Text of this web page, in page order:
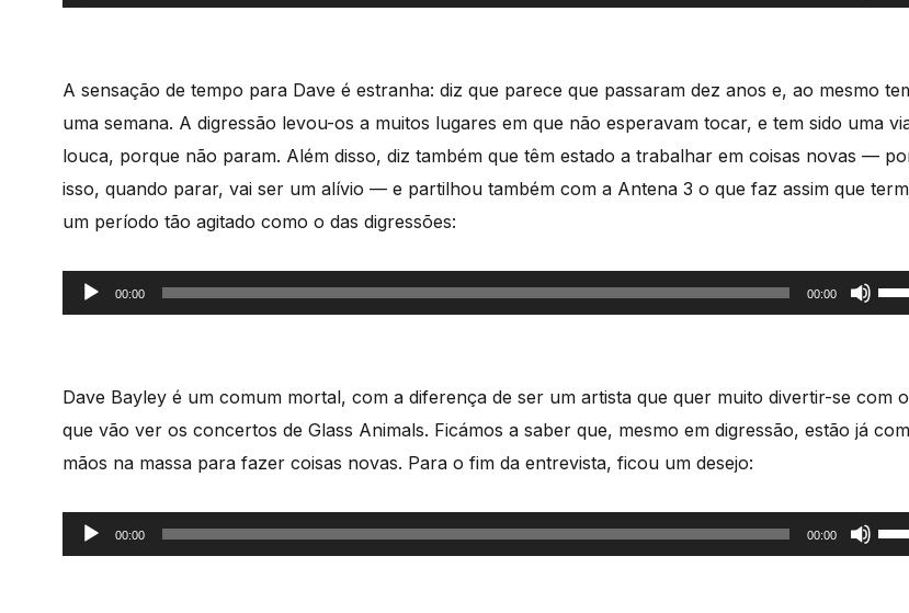
de
as
A sensação de tempo para Dave é estranha: diz que parece que passaram dez anos e, ao mesmo
uma semana. A digressão levou-os a muitos lugares em que não esperavam tocar, e tem sido uma
louca, porque não param. Além disso, diz também que têm estado a trabalhar em coisas novas —
isso, quando parar, vai ser um alívio — e partilhou também com a Antena 3 o que faz assim que
um período tão agitado como o das digressões:
Reprodutor
de
00:00 00:00
Use
as
Dave Bayley é um comum mortal, com a diferença de ser um artista que quer muito divertir-se com
que vão ver os concertos de Glass Animals. Ficámos a saber que, mesmo em digressão, estão já
mãos na massa para fazer coisas novas. Para o fim da entrevista, ficou um desejo:
Reprodutor
de
00:00 00:00
Use
as